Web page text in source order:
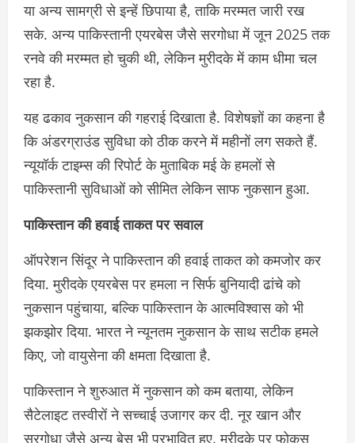
या अन्य सामग्री से इन्हें छिपाया है, ताकि मरम्मत जारी रख
सके. अन्य पाकिस्तानी एयरबेस जैसे सरगोधा में जून 2025 तक
रनवे की मरम्मत हो चुकी थी, लेकिन मुरीदके में काम धीमा चल
रहा है.
यह ढकाव नुकसान की गहराई दिखाता है. विशेषज्ञों का कहना है
कि अंडरग्राउंड सुविधा को ठीक करने में महीनों लग सकते हैं.
न्यूयॉर्क टाइम्स की रिपोर्ट के मुताबिक मई के हमलों से
पाकिस्तानी सुविधाओं को सीमित लेकिन साफ नुकसान हुआ.
पाकिस्तान की हवाई ताकत पर सवाल
ऑपरेशन सिंदूर ने पाकिस्तान की हवाई ताकत को कमजोर कर
दिया. मुरीदके एयरबेस पर हमला न सिर्फ बुनियादी ढांचे को
नुकसान पहुंचाया, बल्कि पाकिस्तान के आत्मविश्वास को भी
झकझोर दिया. भारत ने न्यूनतम नुकसान के साथ सटीक हमले
किए, जो वायुसेना की क्षमता दिखाता है.
पाकिस्तान ने शुरुआत में नुकसान को कम बताया, लेकिन
सैटेलाइट तस्वीरों ने सच्चाई उजागर कर दी. नूर खान और
सरगोधा जैसे अन्य बेस भी प्रभावित हुए. मुरीदके पर फोकस